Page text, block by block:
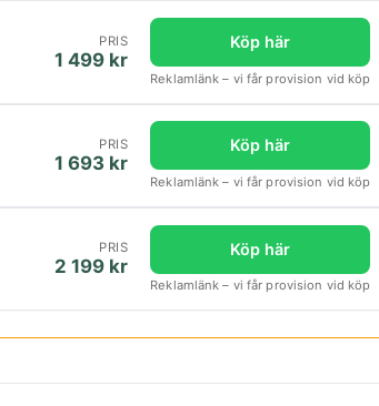
PRIS
1 499 kr
Köp här
Reklamlänk – vi får provision vid köp
PRIS
1 693 kr
Köp här
Reklamlänk – vi får provision vid köp
PRIS
2 199 kr
Köp här
Reklamlänk – vi får provision vid köp